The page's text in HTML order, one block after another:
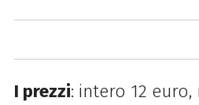
I prezzi: intero 12